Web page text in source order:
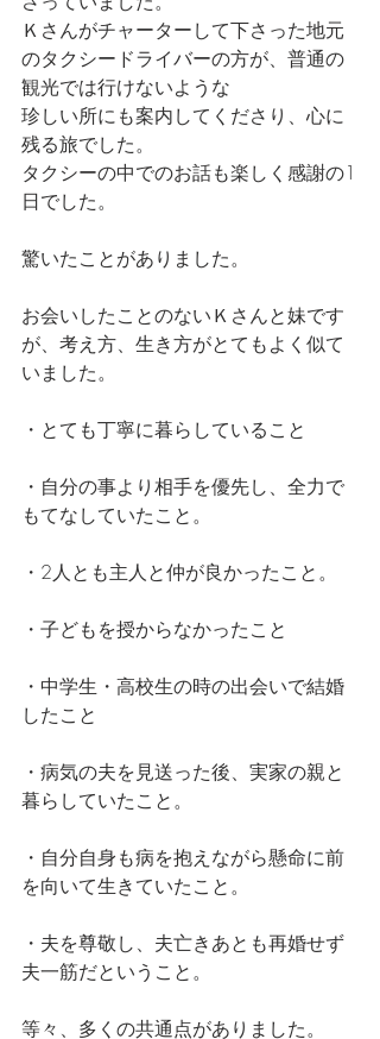
Ｋさんがチャーターして下さった地元
のタクシードライバーの方が、普通の
観光では行けないような
珍しい所にも案内してくださり、心に
残る旅でした。
タクシーの中でのお話も楽しく感謝の1
日でした。
驚いたことがありました。
お会いしたことのないＫさんと妹です
が、考え方、生き方がとてもよく似て
いました。
・とても丁寧に暮らしていること
・自分の事より相手を優先し、全力で
もてなしていたこと。
・2人とも主人と仲が良かったこと。
・子どもを授からなかったこと
・中学生・高校生の時の出会いで結婚
したこと
・病気の夫を見送った後、実家の親と
暮らしていたこと。
・自分自身も病を抱えながら懸命に前
を向いて生きていたこと。
・夫を尊敬し、夫亡きあとも再婚せず
夫一筋だということ。
等々、多くの共通点がありました。